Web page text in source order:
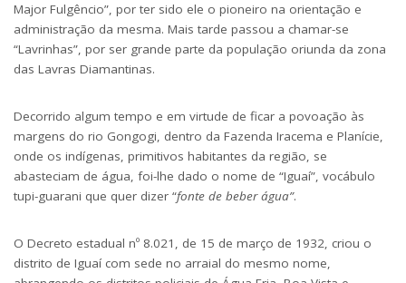
Major Fulgêncio”, por ter sido ele o pioneiro na orientação e
administração da mesma. Mais tarde passou a chamar-se
“Lavrinhas”, por ser grande parte da população oriunda da zona
das Lavras Diamantinas.
Decorrido algum tempo e em virtude de ficar a povoação às
margens do rio Gongogi, dentro da Fazenda Iracema e Planície,
onde os indígenas, primitivos habitantes da região, se
abasteciam de água, foi-lhe dado o nome de “Iguaí”, vocábulo
tupi-guarani que quer dizer “fonte de beber água”.
O Decreto estadual nº 8.021, de 15 de março de 1932, criou o
distrito de Iguaí com sede no arraial do mesmo nome,